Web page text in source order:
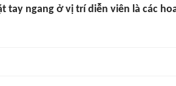
ngang ở vị trí diễn viên là các